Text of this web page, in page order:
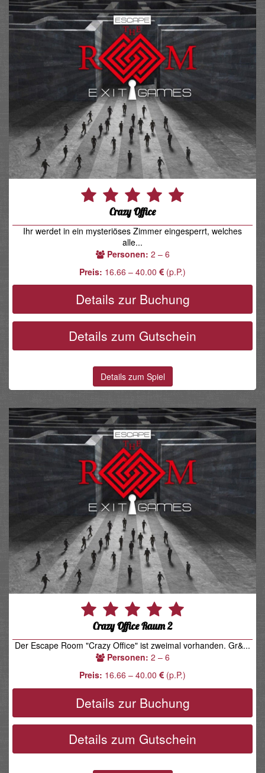
Crazy Office
Ihr werdet in ein mysteriöses Zimmer eingesperrt, welches
alle...
Personen: 2 – 6
Preis: 16.66 – 40.00 (p.P.)
Details zur Buchung
Details zum Gutschein
Details zum Spiel
Crazy Office Raum 2
Der Escape Room "Crazy Office" ist zweimal vorhanden. Gr&...
Personen: 2 – 6
Preis: 16.66 – 40.00 (p.P.)
Details zur Buchung
Details zum Gutschein